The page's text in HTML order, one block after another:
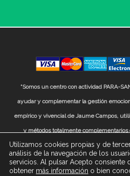
“Somos un centro con actividad PARA-
ayudar y complementar la gestión
empírico y vivencial de Jaume Campos,
y métodos totalmente complementarios
EXCLUYEN la atención o el tratamiento
convencional prescrito por
Utilizamos cookies propias y de
análisis de la navegación de los
servicios. Al pulsar Acepto consiente
obtener más información o bien